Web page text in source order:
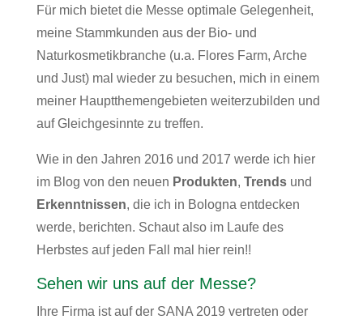
Für mich bietet die Messe optimale Gelegenheit,
meine Stammkunden aus der Bio- und
Naturkosmetikbranche (u.a. Flores Farm, Arche
und Just) mal wieder zu besuchen, mich in einem
meiner Hauptthemengebieten weiterzubilden und
auf Gleichgesinnte zu treffen.
Wie in den Jahren 2016 und 2017 werde ich hier
im Blog von den neuen Produkten, Trends und
Erkenntnissen, die ich in Bologna entdecken
werde, berichten. Schaut also im Laufe des
Herbstes auf jeden Fall mal hier rein!!
Sehen wir uns auf der Messe?
Ihre Firma ist auf der SANA 2019 vertreten oder